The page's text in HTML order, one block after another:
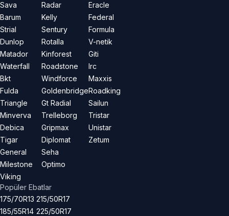
Sava
Barum
Strial
Dunlop
Matador
Waterfall
Bkt
Fulda
Triangle
Minverva
Debica
Tigar
General
Milestone
Viking
Radar
Kelly
Sentury
Rotalla
Kinforest
Roadstone
Windforce
Goldenbridge
Gt Radial
Trelleborg
Gripmax
Diplomat
Seha
Optimo
Eracle
Federal
Formula
V-netik
Giti
Irc
Maxxis
Roadking
Sailun
Tristar
Unistar
Zetum
Popüler Ebatlar
175/70R13
185/55R14
215/50R17
225/50R17